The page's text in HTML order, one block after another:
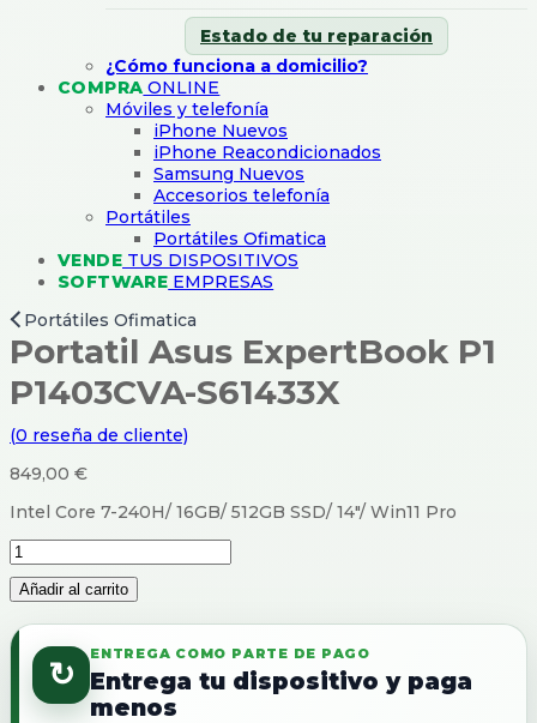
Estado de tu reparación
¿Cómo funciona a domicilio?
COMPRA ONLINE
Móviles y telefonía
iPhone Nuevos
iPhone Reacondicionados
Samsung Nuevos
Accesorios telefonía
Portátiles
Portátiles Ofimatica
VENDE TUS DISPOSITIVOS
SOFTWARE EMPRESAS
Portátiles Ofimatica
Portatil Asus ExpertBook P1
P1403CVA-S61433X
(0 reseña de cliente)
849,00 €
Intel Core 7-240H/ 16GB/ 512GB SSD/ 14″/ Win11 Pro
Portatil
Asus
ExpertBook
P1403CVA-
S61433X
cantidad
Añadir al carrito
↻
ENTREGA COMO PARTE DE PAGO
Entrega tu dispositivo y paga
menos